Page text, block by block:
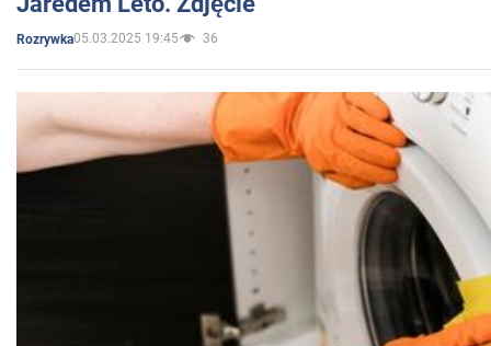
Rozrywka05.03.2025 19:45 36